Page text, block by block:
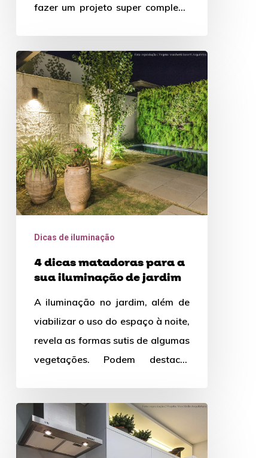
fazer um projeto super complexo
4
dicas
matadoras
para
a
sua
iluminação
de
jardim
Dicas de iluminação
4 dicas matadoras para a
sua iluminação de jardim
A iluminação no jardim, além de
viabilizar o uso do espaço à noite,
revela as formas sutis de algumas
vegetações. Podem destacar
Iluminação
indireta:
Dicas